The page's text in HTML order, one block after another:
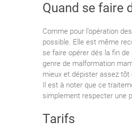
Quand se faire
Comme pour l’opération des
possible. Elle est même
se faire opérer dés la fin
genre de malformation
mieux et dépister assez tôt
Il est à noter que ce
simplement respecter une
Tarifs